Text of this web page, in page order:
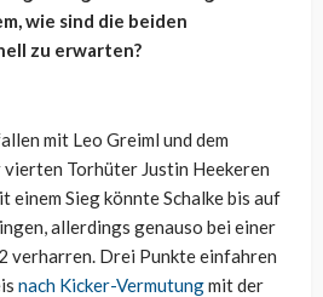
wie sind die beiden
zu erwarten?
mit Leo Greiml und dem
Torhüter Justin Heekeren
einem Sieg könnte Schalke bis auf
allerdings genauso bei einer
verharren. Drei Punkte einfahren
nach Kicker-Vermutungmit der